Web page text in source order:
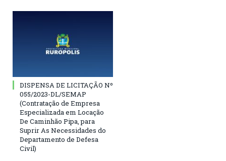
DISPENSA DE LICITAÇÃO Nº
055/2023-DL/SEMAP
(Contratação de Empresa
Especializada em Locação
De Caminhão Pipa, para
Suprir As Necessidades do
Departamento de Defesa
Civil)